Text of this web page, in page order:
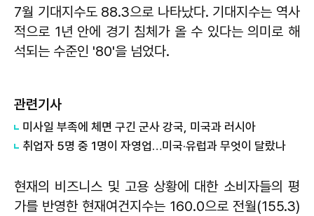
7월 기대지수도 88.3으로 나타났다. 기대지수는 역사
적으로 1년 안에 경기 침체가 올 수 있다는 의미로 해
석되는 수준인 '80'을 넘었다.
관련기사
미사일 부족에 체면 구긴 군사 강국, 미국과 러시아
취업자 5명 중 1명이 자영업…미국·유럽과 무엇이 달랐나
현재의 비즈니스 및 고용 상황에 대한 소비자들의 평
가를 반영한 현재여건지수는 160.0으로 전월(155.3)